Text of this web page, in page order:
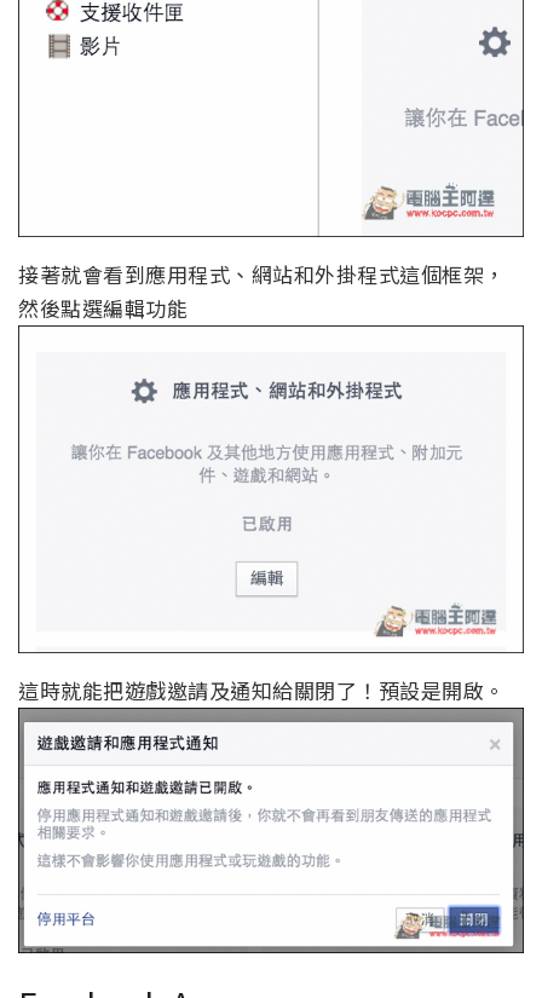
接著就會看到應用程式、網站和外掛程式這個框架，
然後點選編輯功能
這時就能把遊戲邀請及通知給關閉了！預設是開啟。